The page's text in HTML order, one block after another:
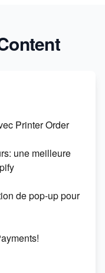
Printer Order
une meilleure
de pop-up pour